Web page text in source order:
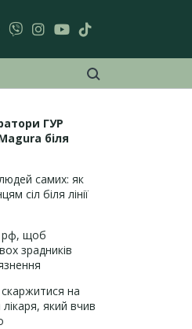
ГУР
біля
самих: як
сіл біля лінії
рф, щоб
зрадників
на
лікаря, який вчив